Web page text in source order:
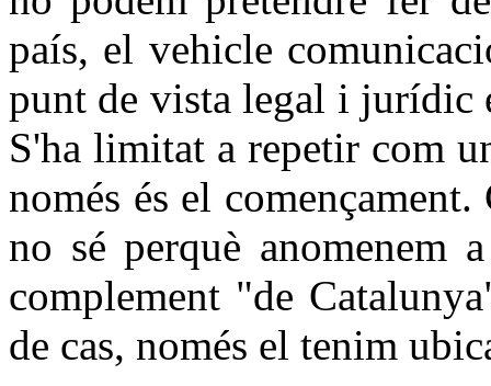
país, el vehicle
punt de vista legal i jurídic
S'ha limitat a repetir com
només és el
no sé perquè anomenem
complement "de
de cas, només el tenim